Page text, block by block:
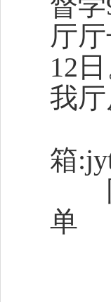
厅
12
我厅
箱
附
单